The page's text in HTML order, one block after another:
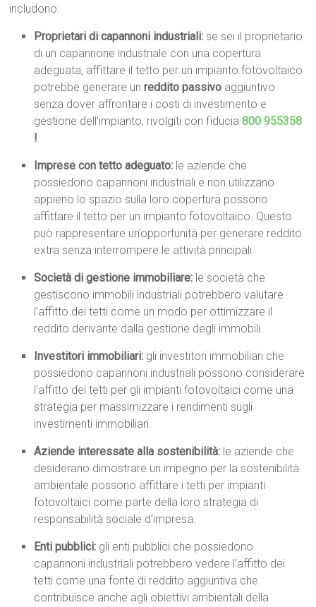
includono:
Proprietari di capannoni industriali: se sei il proprietario
di un capannone industriale con una copertura
adeguata, affittare il tetto per un impianto fotovoltaico
potrebbe generare unreddito passivo aggiuntivo
senza dover affrontare i costi di investimento e
gestione dell’impianto, rivolgiti con fiducia800 955358
!
Imprese con tetto adeguato: le aziende che
possiedono capannoni industriali e non utilizzano
appieno lo spazio sulla loro copertura possono
affittare il tetto per un impianto fotovoltaico. Questo
può rappresentare un’opportunità per generare reddito
extra senza interrompere le attività principali.
Società di gestione immobiliare: le società che
gestiscono immobili industriali potrebbero valutare
l’affitto dei tetti come un modo per ottimizzare il
reddito derivante dalla gestione degli immobili.
Investitori immobiliari: gli investitori immobiliari che
possiedono capannoni industriali possono considerare
l’affitto dei tetti per gli impianti fotovoltaici come una
strategia per massimizzare i rendimenti sugli
investimenti immobiliari.
Aziende interessate alla sostenibilità: le aziende che
desiderano dimostrare un impegno per la sostenibilità
ambientale possono affittare i tetti per impianti
fotovoltaici come parte della loro strategia di
responsabilità sociale d’impresa.
Enti pubblici: gli enti pubblici che possiedono
capannoni industriali potrebbero vedere l’affitto dei
tetti come una fonte di reddito aggiuntiva che
contribuisce anche agli obiettivi ambientali della